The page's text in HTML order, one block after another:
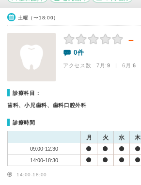
土曜（〜18:00）
－
0件
アクセス数 7月:9 | 6月:6
診療科目：
歯科、小児歯科、歯科口腔外科
診療時間
月 火 水 木
09:00-12:30
14:00-18:30
14:00-18:00